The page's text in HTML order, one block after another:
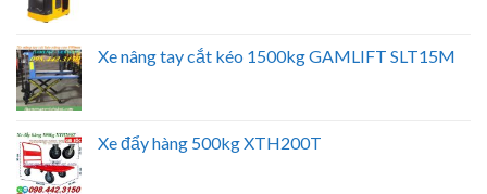
Xe nâng tay cắt kéo 1500kg GAMLIFT SLT15M
Xe đẩy hàng 500kg XTH200T